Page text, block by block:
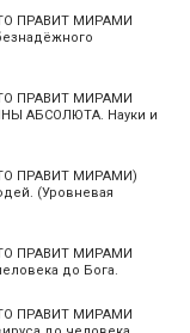
ПРАВИТ МИРАМИ
ПРАВИТ МИРАМИ
АБСОЛЮТА. Науки и
ПРАВИТ МИРАМИ)
(Уровневая
ПРАВИТ МИРАМИ
до Бога.
ПРАВИТ МИРАМИ